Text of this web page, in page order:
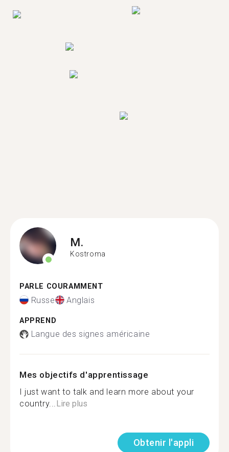
M.
Kostroma
PARLE COURAMMENT
Russe Anglais
APPREND
Langue des signes américaine
Mes objectifs d'apprentissage
I just want to talk and learn more about your
country...Lire plus
Obtenir l'appli